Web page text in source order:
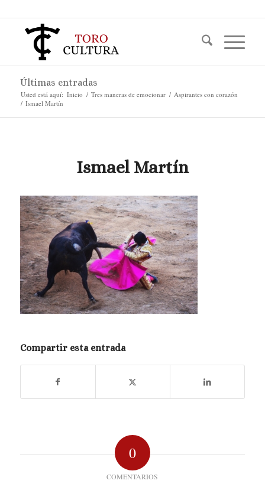
Últimas entradas
Usted está aquí: Inicio / Tres maneras de emocionar / Aspirantes con corazón
/ Ismael Martín
Ismael Martín
Compartir esta entrada
0
COMENTARIOS